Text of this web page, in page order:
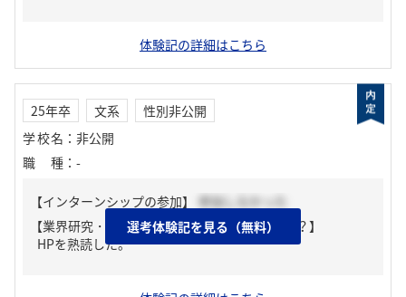
体験記の詳細はこちら
25年卒 文系
性別非公開
学校名 ： 非公開
職種 ： -
【インターンシップの参加】
参加しなかった
【業界研究・企業研究はどんな風にしましたか？】
HPを熟読した。
選考体験記を見る（無料）